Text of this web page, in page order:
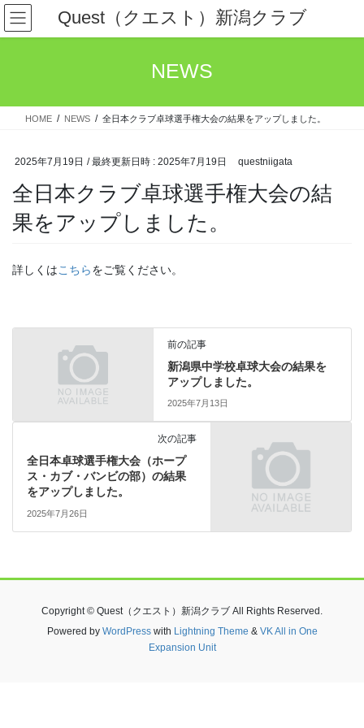
コ
ン
テ
ス
ナ
ビ
ゲ
ン
Quest（クエスト）新潟クラブ
NEWS
HOME NEWS 全日本クラブ卓球選手権大会の結果をアップしました。
2025年7月19日 / 最終更新日時 : 2025年7月19日 questniigata
全日本クラブ卓球選手権大会の結
果をアップしました。
詳しくはこちらをご覧ください。
前の記事
新潟県中学校卓球大会の結果を
アップしました。
2025年7月13日
次の記事
全日本卓球選手権大会（ホープ
ス・カブ・バンビの部）の結果
をアップしました。
2025年7月26日
Copyright © Quest（クエスト）新潟クラブ All Rights Reserved.
Powered by WordPresswith Lightning Theme & VK All in One
Expansion Unit